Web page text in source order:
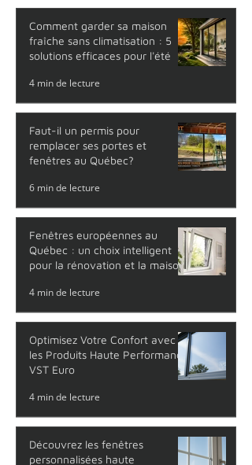
3 min de lecture
fraîche sans climatisation : 5
solutions efficaces pour l'été
4 min de lecture
remplacer ses portes et
fenêtres au Québec?
6 min de lecture
Québec : un choix intelligent
pour la rénovation et la maison
neuve
4 min de lecture
les Produits Haute Performance
VST Euro
4 min de lecture